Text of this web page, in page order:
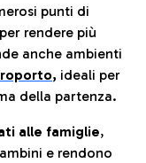
punti di
rendere più
anche ambienti
, ideali per
della partenza.
alle famiglie,
e rendono